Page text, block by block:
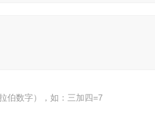
伯数字），如：三加四=7